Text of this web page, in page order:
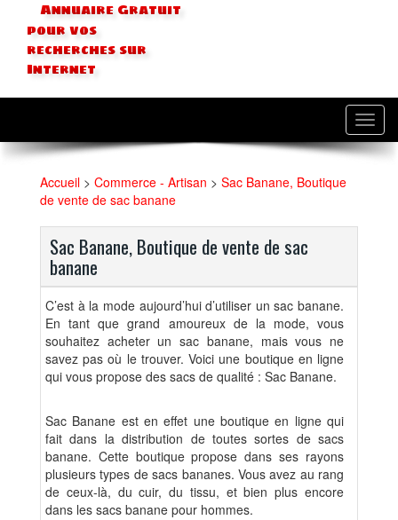
Annuaire Gratuit
pour vos
recherches sur
Internet
Accueil > Commerce - Artisan > Sac Banane, Boutique
de vente de sac banane
Sac Banane, Boutique de vente de sac
banane
C’est à la mode aujourd’hui d’utiliser un sac banane.
En tant que grand amoureux de la mode, vous
souhaitez acheter un sac banane, mais vous ne
savez pas où le trouver. Voici une boutique en ligne
qui vous propose des sacs de qualité : Sac Banane.
Sac Banane est en effet une boutique en ligne qui
fait dans la distribution de toutes sortes de sacs
banane. Cette boutique propose dans ses rayons
plusieurs types de sacs bananes. Vous avez au rang
de ceux-là, du cuir, du tissu, et bien plus encore
dans les sacs banane pour hommes.